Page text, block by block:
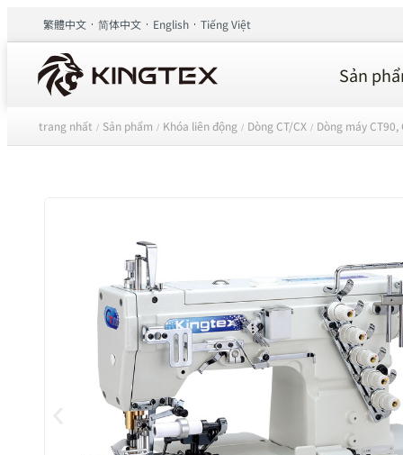
繁體中文 简体中文 English Tiếng Việt
Sản
trang nhất / Sản phẩm / Khóa liên động / Dòng CT/CX / Dòng máy CT90,